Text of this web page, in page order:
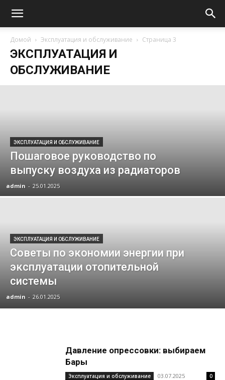
Домой Эксплуатация и обслуживание Страница 3
ЭКСПЛУАТАЦИЯ И
ОБСЛУЖИВАНИЕ
ЭКСПЛУАТАЦИЯ И ОБСЛУЖИВАНИЕ
Пошаговое руководство по
выпуску воздуха из радиаторов
admin - 25.01.2025
ЭКСПЛУАТАЦИЯ И ОБСЛУЖИВАНИЕ
Советы по экономии энергии при
эксплуатации отопительной
системы
admin - 26.01.2025
Давление опрессовки: выбираем
Бары
Эксплуатация и обслуживание 03.07.2025 0